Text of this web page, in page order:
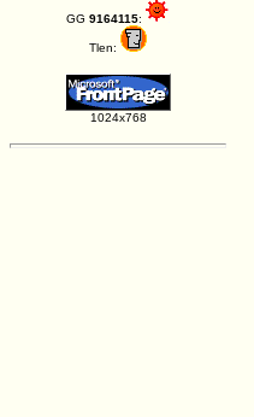
GG 9164115:
Tlen:
1024x768